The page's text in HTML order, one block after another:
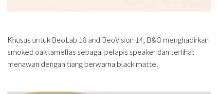
Khusus untuk BeoLab 18 and BeoVision 14, B&O menghadirkan
smoked oak lamellas sebagai pelapis speaker dan terlihat
menawan dengan tiang berwarna black matte.